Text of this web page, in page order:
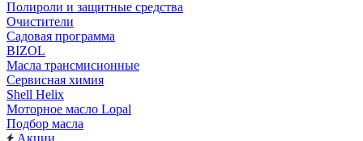
Полироли и защитные средства
Очистители
Садовая программа
BIZOL
Масла трансмисионные
Сервисная химия
Shell Helix
Моторное масло Lopal
Подбор масла
Акции